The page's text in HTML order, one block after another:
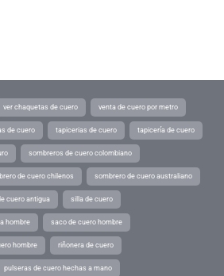
ver chaquetas de cuero venta de cuero por metro
de cuero tapicerias de cuero tapicería de cuero
sombreros de cuero colombiano
de cuero chilenos sombrero de cuero australiano
cuero antigua silla de cuero
hombre saco de cuero hombre
hombre riñonera de cuero
pulseras de cuero hechas a mano